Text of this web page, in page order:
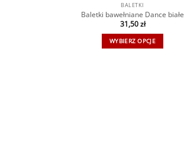
BALETKI
Baletki bawełniane Dance białe
31,50zł
WYBIERZ OPCJE